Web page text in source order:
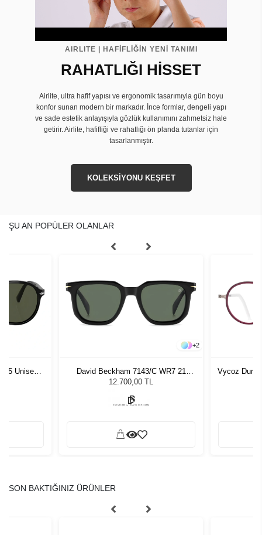
AIRLITE | HAFİFLİĞİN YENİ TANIMI
RAHATLIĞI HİSSET
Airlite, ultra hafif yapısı ve ergonomik tasarımıyla gün boyu
konfor sunan modern bir markadır. İnce formlar, dengeli yapı
ve sade estetik anlayışıyla gözlük kullanımını zahmetsiz hale
getirir. Airlite, hafifliği ve rahatlığı ön planda tutanlar için
tasarlanmıştır.
KOLEKSİYONU KEŞFET
ŞU AN POPÜLER OLANLAR
55 Unisex
+2
David Beckham 7143/C WR7 21
8503351 Unisex Güneş Gözlüğü
12.700,00 TL
Vycoz Durra
SON BAKTIĞINIZ ÜRÜNLER